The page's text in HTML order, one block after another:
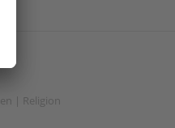
| Religion